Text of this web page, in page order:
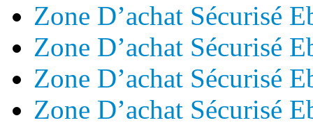
Zone D’achat Sécurisé
Zone D’achat Sécurisé
Zone D’achat Sécurisé
Zone D’achat Sécurisé